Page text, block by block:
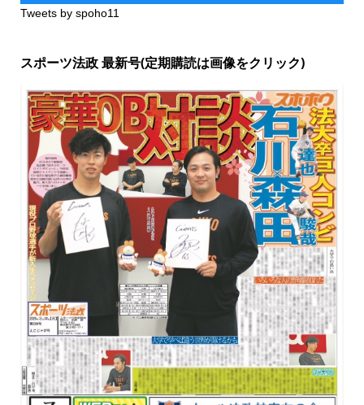
Tweets by spoho11
スポーツ法政 最新号(定期購読は画像をクリック)